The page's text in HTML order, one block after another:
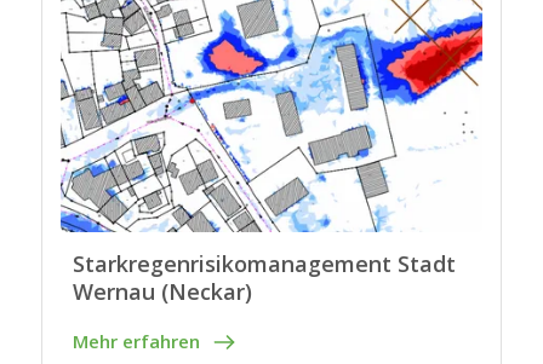
Starkregenrisikomanagement Stadt
Wernau (Neckar)
Mehr erfahren